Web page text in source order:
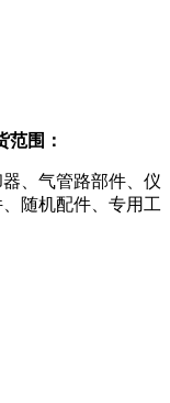
范围：
、气管路部件、仪
随机配件、专用工